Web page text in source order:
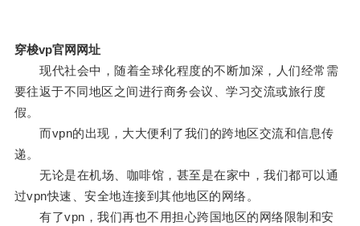
穿梭vp官网网址
现代社会中，随着全球化程度的不断加深，人们经常需
要往返于不同地区之间进行商务会议、学习交流或旅行度
假。
而vpn的出现，大大便利了我们的跨地区交流和信息传
递。
无论是在机场、咖啡馆，甚至是在家中，我们都可以通
过vpn快速、安全地连接到其他地区的网络。
有了vpn，我们再也不用担心跨国地区的网络限制和安